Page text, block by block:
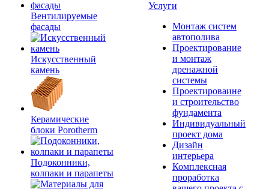
Вентилируемые
фасады
Искусственный
камень
Керамические
блоки Porotherm
Подоконники,
колпаки и парапеты
Услуги
Монтаж систем
автополива
Проектирование
и монтаж
дренажной
системы
Проектироваине
и строительство
фундамента
Индивидуальный
проект дома
Дизайн
интерьера
Комплексная
проработка